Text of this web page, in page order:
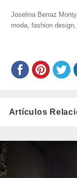
https://
berraz-
Joselina Berraz
moda ,fashion design
Artículos